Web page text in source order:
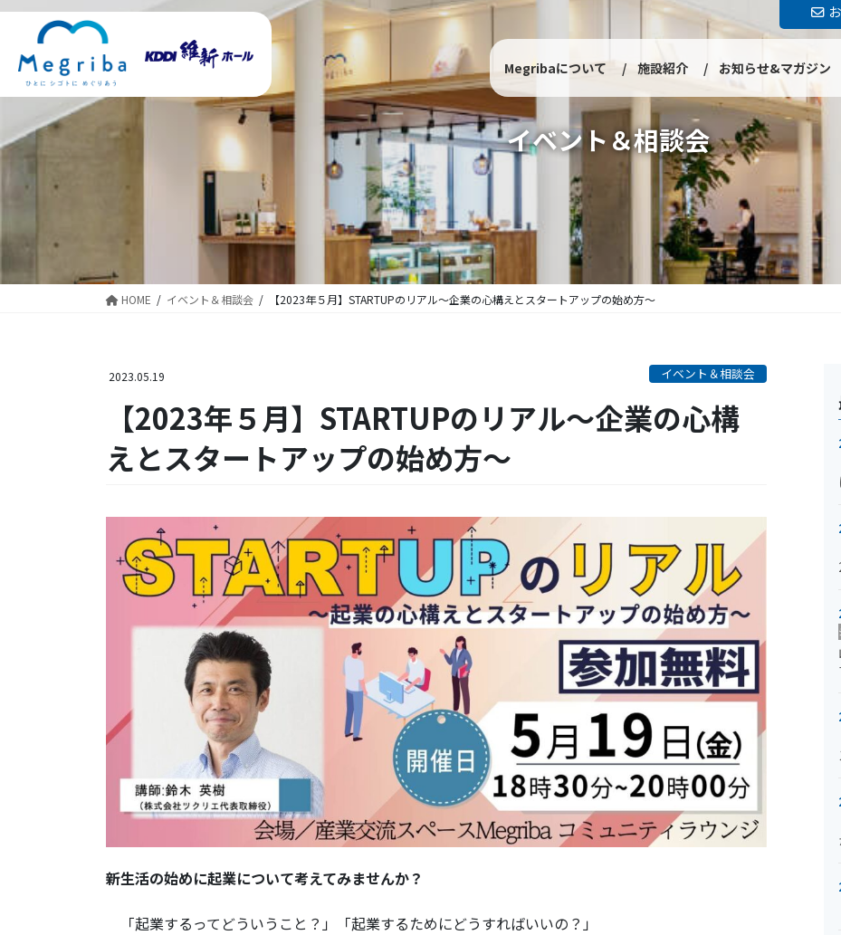
コ
ツ
移
ナ
シ
ン
Megribaについて 施設紹介 お知らせ&マガジン
イベント＆相談会
HOME イベント＆相談会 【2023年５月】STARTUPのリアル～企業の心構えとスタートアップの始め方～
2023.05.19 イベント＆相談会
【2023年５月】STARTUPのリアル～企業の心構
えとスタートアップの始め方～
新生活の始めに起業について考えてみませんか？
「起業するってどういうこと？」「起業するためにどうすればいいの？」